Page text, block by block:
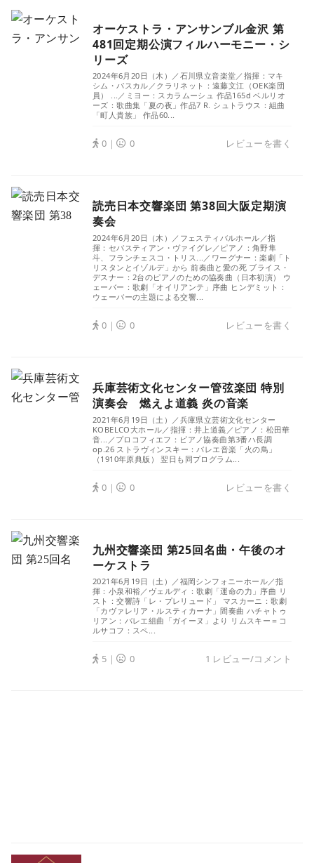
オーケストラ・アンサンブル金沢 第
481回定期公演フィルハーモニー・シ
リーズ
2024年6月20日（木）／石川県立音楽堂／指揮：マキ
シム・パスカル／クラリネット：遠藤文江（OEK楽団
員） ...／ミヨー：スカラムーシュ 作品165d ベルリオ
ーズ：歌曲集「夏の夜」作品7 R. シュトラウス：組曲
「町人貴族」 作品60...
0｜ 0 レビューを書く
読売日本交響楽団 第38回大阪定期演
奏会
2024年6月20日（木）／フェスティバルホール／指
揮：セバスティアン・ヴァイグレ／ピアノ：角野隼
斗、フランチェスコ・トリス...／ワーグナー：楽劇「ト
リスタンとイゾルデ」から 前奏曲と愛の死 ブライス・
デスナー：2台のピアノのための協奏曲（日本初演） ウ
ェーバー：歌劇「オイリアンテ」序曲 ヒンデミット：
ウェーバーの主題による交響...
0｜ 0 レビューを書く
兵庫芸術文化センター管弦楽団 特別
演奏会 燃えよ道義 炎の音楽
2021年6月19日（土）／兵庫県立芸術文化センター
KOBELCO大ホール／指揮：井上道義／ピアノ：松田華
音...／プロコフィエフ：ピアノ協奏曲第3番ハ長調
op.26 ストラヴィンスキー：バレエ音楽「火の鳥」
（1910年原典版） 翌日も同プログラム...
0｜ 0 レビューを書く
九州交響楽団 第25回名曲・午後のオ
ーケストラ
2021年6月19日（土）／福岡シンフォニーホール／指
揮：小泉和裕／ヴェルディ：歌劇「運命の力」序曲 リ
スト：交響詩「レ・プレリュード」 マスカーニ：歌劇
「カヴァレリア・ルスティカーナ」間奏曲 ハチャトゥ
リアン：バレエ組曲「ガイーヌ」より リムスキー＝コ
ルサコフ：スペ...
5｜ 0 1 レビュー/コメント